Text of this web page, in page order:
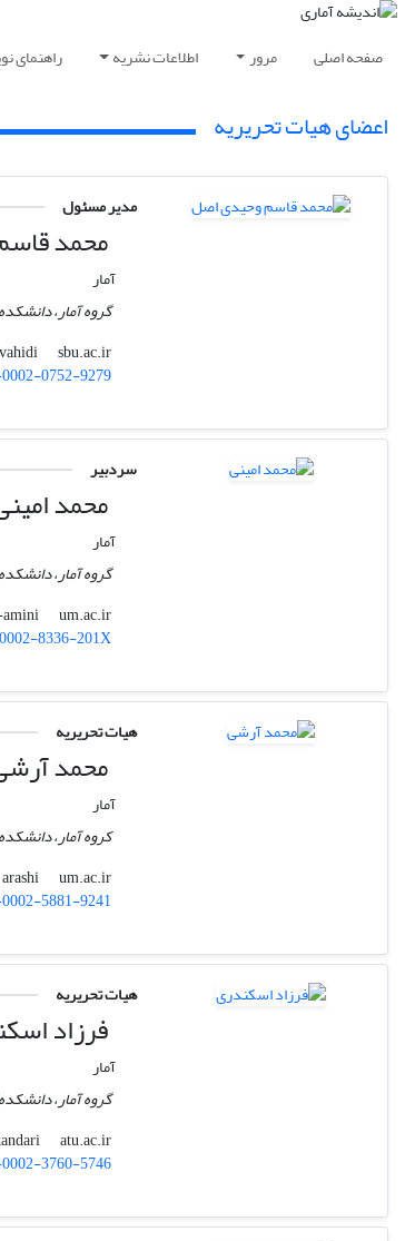
صفحه اصلی مرور اطلاعات نشریه راهنمای
اعضای هیات تحریریه
مدیر مسئول
محمد
آمار
گروه آمار،
m-vahidi
sbu.ac.ir
0752-9279
سردبیر
محمد
آمار
گروه آمار،
m-amini
um.ac.ir
8336-201X
هیات تحریریه
محمد
آمار
کروه آمار،
arashi
um.ac.ir
5881-9241
هیات تحریریه
فرزاد
آمار
گروه آمار،
askandari
atu.ac.ir
3760-5746